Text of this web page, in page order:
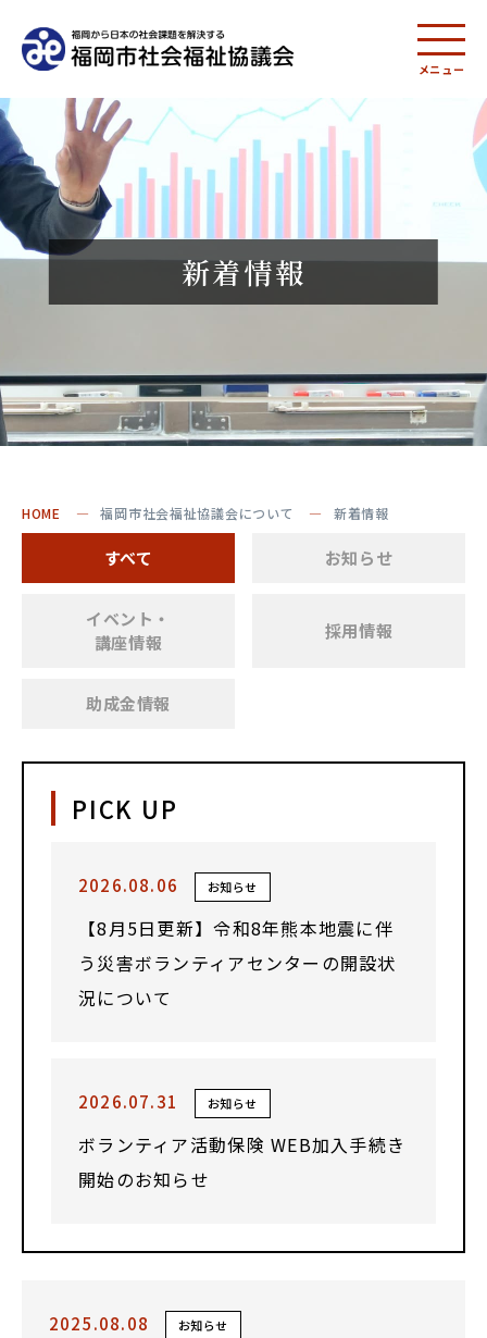
メニュー
新着情報
HOME 福岡市社会福祉協議会について 新着情報
すべて お知らせ
イベント・
講座情報
採用情報
助成金情報
PICK UP
2026.08.06 お知らせ
【8月5日更新】令和8年熊本地震に伴
う災害ボランティアセンターの開設状
況について
2026.07.31 お知らせ
ボランティア活動保険 WEB加入手続き
開始のお知らせ
2025.08.08 お知らせ